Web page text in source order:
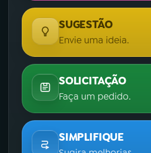
SUGESTÃO
Envie uma ideia.
SOLICITAÇÃO
Faça um pedido.
SIMPLIFIQUE